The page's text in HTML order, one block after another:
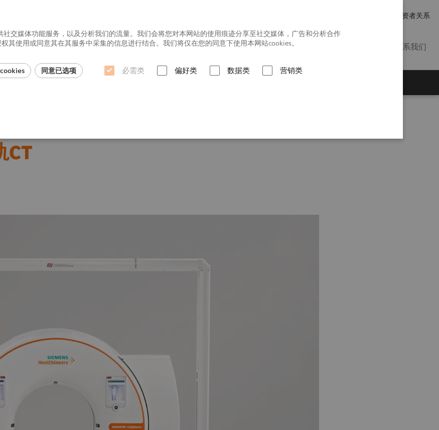
交媒体功能服务，以及分析我们的流量。我们会将您对本网站的使用痕迹分享至社交媒体，广告和分析合作
其使用或同意其在其服务中采集的信息进行结合。我们将仅在您的同意下使用本网站cookies。
同意已选项 必需类 偏好类 数据类 营销类
投资者关系
联系我们
CT